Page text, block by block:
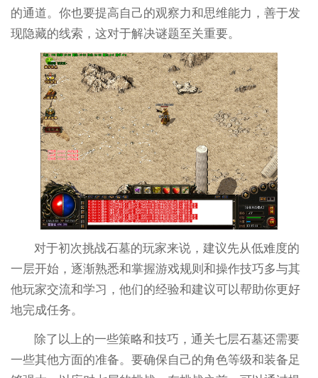
的通道。你也要提高自己的观察力和思维能力，善于发
现隐藏的线索，这对于解决谜题至关重要。
对于初次挑战石墓的玩家来说，建议先从低难度的
一层开始，逐渐熟悉和掌握游戏规则和操作技巧多与其
他玩家交流和学习，他们的经验和建议可以帮助你更好
地完成任务。
除了以上的一些策略和技巧，通关七层石墓还需要
一些其他方面的准备。要确保自己的角色等级和装备足